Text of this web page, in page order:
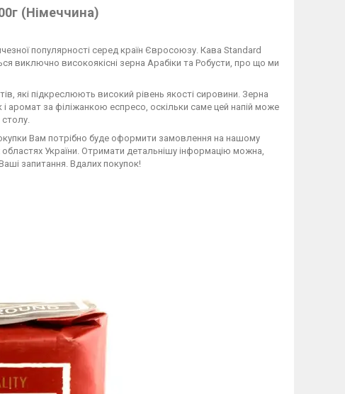
(Німеччина)
популярності серед країн Євросоюзу. Кава Standard
виключно високоякісні зерна Арабіки та Робусти, про що ми
які підкреслюють високий рівень якості сировини. Зерна
аромат за філіжанкою еспресо, оскільки саме цей напій може
Вам потрібно буде оформити замовлення на нашому
України. Отримати детальнішу інформацію можна,
запитання. Вдалих покупок!